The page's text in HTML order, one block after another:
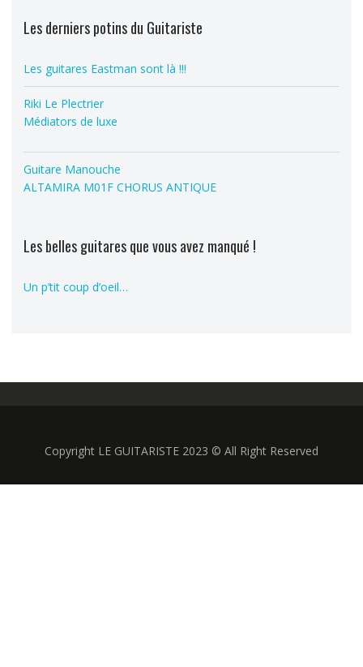
Les derniers potins du Guitariste
Les guitares Eastman sont là !!!
Riki Le Plectrier
Médiators de luxe
Guitare Manouche
ALTAMIRA M01F CHORUS ANTIQUE
Les belles guitares que vous avez manqué !
Un p’tit coup d’oeil…
Copyright LE GUITARISTE 2023 © All Right Reserved